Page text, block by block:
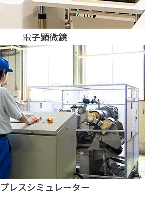
電子顕微鏡
プレスシミュレーター